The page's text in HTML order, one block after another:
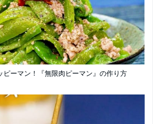
ピーマン！『無限肉ピーマン』の作り方